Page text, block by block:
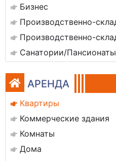
Бизнес
Санатории/Пансионаты
АРЕНДА
Квартиры
Коммерческие здания
Комнаты
Дома